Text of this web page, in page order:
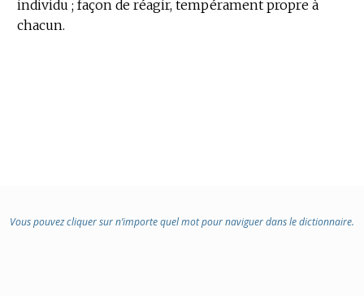
individu ; façon de réagir, tempérament propre à
chacun.
Vous pouvez cliquer sur n’importe quel mot pour naviguer dans le dictionnaire.